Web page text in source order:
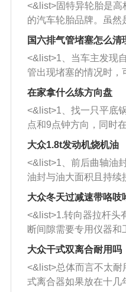
<&list>固特异轮胎是高
的汽车轮胎品牌。虽然
牌，但是中高低端的轮
也是为了更好的开拓市
国六排气管堵塞怎么清
<&list>1、当车主发现
管出现堵塞的情况时，
者是细棍，直接将杂物
堵塞情况比较严重，也
施。 <&list>2、直接利
杂物推到排气管里面的
三元催化器拆解开，就
西取出来。但如果是
的堵塞，就需要将三元
洗剂对堵塞的情况得到
放在燃油箱中，与燃油
动时，就可以和汽油一
室，最后形成废气排出
催化器得到清洗，排气
能够得到解决。
在家拿什么练方向盘
<&list>1、找一只平底
点和9点钟方向，同时
方向做一个标记。
一圈半的练习，往右同
圈数。 <&list>3、最后
习，这样就可以形成肌
驾驶车辆时，不需要
向。
大众1.8t发动机烧机油
<&list>1、前后曲轴油
油封与油大面积且持续
和发动机内持续温度变
逐渐减弱，导致渗油或
活塞间隙过大：积碳会
的间隙扩大，导致机油
造成烧机油。<&list>3
机油粘度过小的话，
象，机油粘度过小具有
大众冬天过减速带咯吱
<&list>1.转向器拉杆头
断间隙需要专用仪器和
无法制作，需要将车辆
店；<&list>2.车辆半轴
裂，破裂后会出现漏油
损严重，磨损的半轴容
大众干式双离合耐用吗
<&list>总体而言不太耐
式离合器如果放在十几